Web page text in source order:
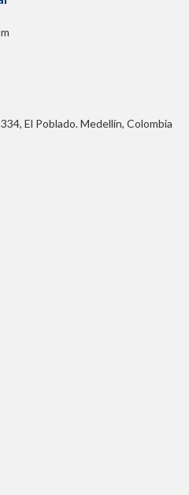
El Poblado. Medellín, Colombia